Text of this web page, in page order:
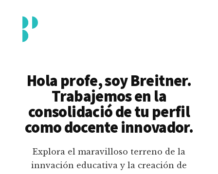
contenido
principal
menu
Piedrahita
docente
pedagógico
educativas
digitales
Hola profe, soy Breitner.
Trabajemos en la
consolidació de tu perfil
como docente innovador.
Explora el maravilloso terreno de la
innvación educativa y la creación de